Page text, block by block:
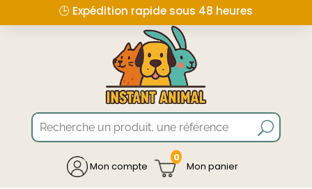
🕒 Expédition rapide sous 48 heures
Mon compte
0